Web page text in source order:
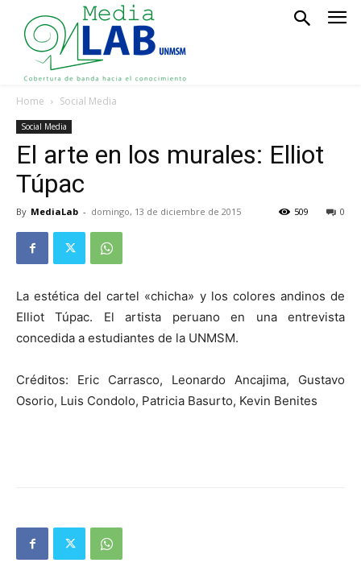
Home Social Media
Social Media
El arte en los murales: Elliot
Túpac
By MediaLab - domingo, 13 de diciembre de 2015 0
509
La estética del cartel «chicha» y los colores andinos de
Elliot Túpac. El artista peruano en una entrevista
concedida a estudiantes de la UNMSM.
Créditos: Eric Carrasco, Leonardo Ancajima, Gustavo
Osorio, Luis Condolo, Patricia Basurto, Kevin Benites